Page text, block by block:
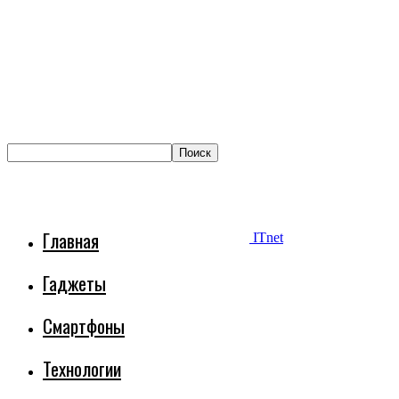
ITnet
Главная
Гаджеты
Смартфоны
Технологии